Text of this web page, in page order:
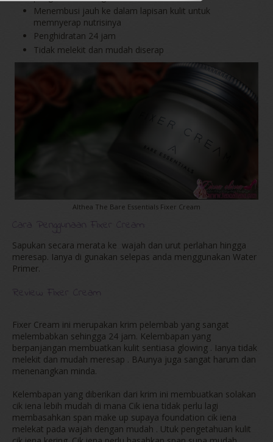
Menembusi jauh ke dalam lapisan kulit untuk
memnyerap nutrisinya
Penghidratan 24 jam
Tidak melekit dan mudah diserap
Althea The Bare Essentials Fixer Cream
Cara Penggunaan Fixer Cream
Sapukan secara merata ke wajah dan urut perlahan hingga
meresap. Ianya di gunakan selepas anda menggunakan Water
Primer.
Review Fixer Cream
Fixer Cream ini merupakan krim pelembab yang sangat
melembabkan sehingga 24 jam. Kelembapan yang
berpanjangan membuatkan kulit sentiasa glowing . Ianya tidak
melekit dan mudah meresap . BAunya juga sangat harum dan
menenangkan minda.
Kelembapan yang diberikan dari krim ini membuatkan solakan
cik iena lebih mudah di mana Cik iena tidak perlu lagi
membasahkan span make up supaya foundation cik iena
melekat pada wajah dengan mudah . Utuk pengetahuan kulit